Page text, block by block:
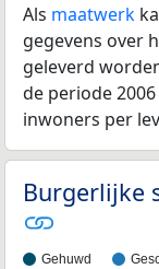
Als maatwerk
gegevens over
geleverd
de periode
inwoners per
Burgerlijke
Gehuwd